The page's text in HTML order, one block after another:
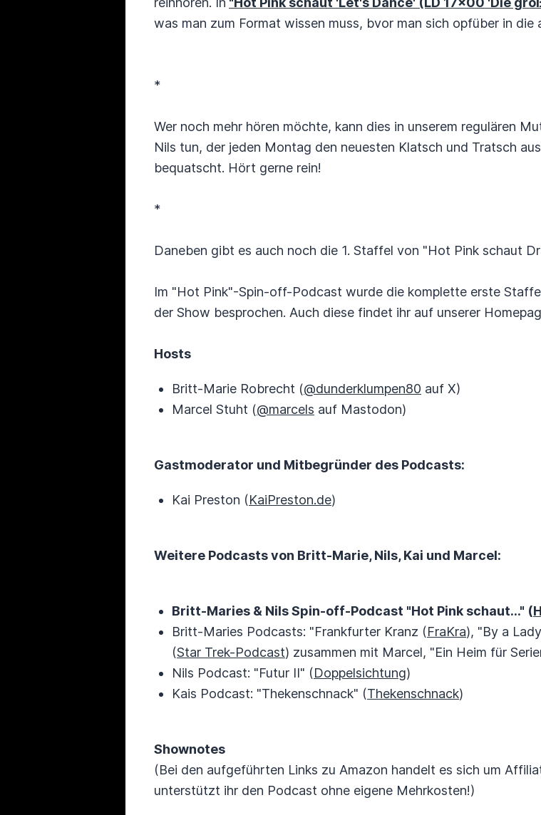
was man zum Format wissen muss, bvor man sich opfüber in
*
Wer noch mehr hören möchte, kann dies in unserem regulären
Nils tun, der jeden Montag den neuesten Klatsch und Tratsch
bequatscht. Hört gerne rein!
*
Daneben gibt es auch noch die 1. Staffel von "Hot Pink schaut
Im "Hot Pink"-Spin-off-Podcast wurde die komplette erste
der Show besprochen. Auch diese findet ihr auf unserer
Hosts
Britt-Marie Robrecht (@dunderklumpen80 auf X)
Marcel Stuht (@marcels auf Mastodon)
Gastmoderator und Mitbegründer des Podcasts:
Kai Preston (KaiPreston.de)
Weitere Podcasts von Britt-Marie, Nils, Kai und Marcel:
Britt-Maries & Nils Spin-off-Podcast "Hot Pink schaut..." (
Britt-Maries Podcasts: "Frankfurter Kranz (FraKra), "By a
(Star Trek-Podcast) zusammen mit Marcel, "Ein Heim für
Nils Podcast: "Futur II" (Doppelsichtung)
Kais Podcast: "Thekenschnack" (Thekenschnack)
Shownotes
(Bei den aufgeführten Links zu Amazon handelt es sich um
unterstützt ihr den Podcast ohne eigene Mehrkosten!)